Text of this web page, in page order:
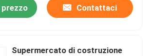
Contattaci
Supermercato di costruzione